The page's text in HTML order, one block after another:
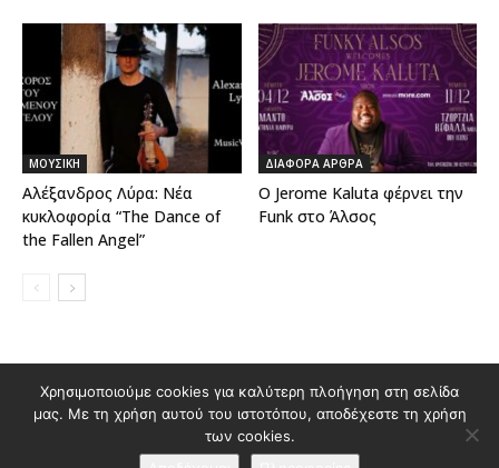
ΜΟΥΣΙΚΗ
Αλέξανδρος Λύρα: Νέα
κυκλοφορία “The Dance of
the Fallen Angel”
ΔΙΑΦΟΡΑ ΑΡΘΡΑ
Ο Jerome Kaluta φέρνει την
Funk στο Άλσος
Διαφημιστείτε στο Polis Magazino
Όροι χρήσης & Πολιτική Προστασίας Προσωπικών Δεδομένων
Επικοινωνία
Χρησιμοποιούμε cookies για καλύτερη πλοήγηση στη σελίδα
μας. Με τη χρήση αυτού του ιστοτόπου, αποδέχεστε τη χρήση
των cookies.